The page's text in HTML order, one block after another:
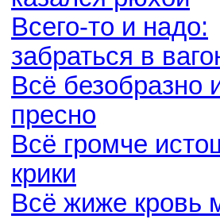
Всего-то и надо:
забраться в
Всё безобразно
пресно
Всё громче
крики
Всё жиже кровь